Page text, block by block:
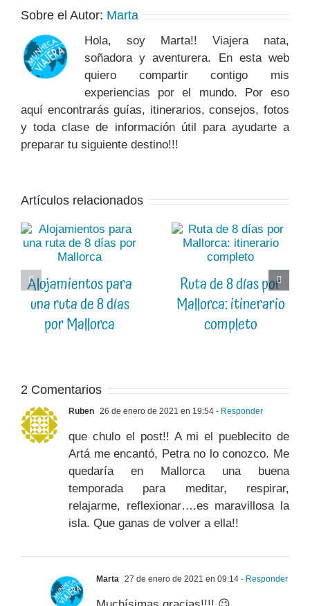
Sobre el Autor: Marta
Hola, soy Marta!! Viajera nata,
soñadora y aventurera. En esta web
quiero compartir contigo mis
experiencias por el mundo. Por eso
aquí encontrarás guías, itinerarios, consejos, fotos
y toda clase de información útil para ayudarte a
preparar tu siguiente destino!!!
Artículos relacionados
Alojamientos para
una ruta de 8 días
por Mallorca
Ruta de 8 días por
Mallorca: itinerario
completo
2 Comentarios
Ruben 26 de enero de 2021 en 19:54 - Responder
que chulo el post!! A mi el pueblecito de
Artá me encantó, Petra no lo conozco. Me
quedaría en Mallorca una buena
temporada para meditar, respirar,
relajarme, reflexionar….es maravillosa la
isla. Que ganas de volver a ella!!
Marta 27 de enero de 2021 en 09:14 - Responder